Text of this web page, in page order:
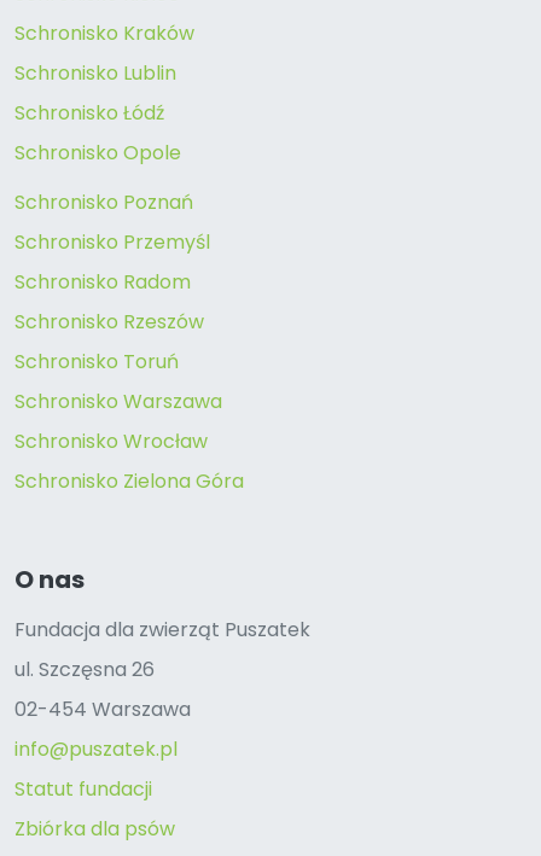
Schronisko Kraków
Schronisko Lublin
Schronisko Łódź
Schronisko Opole
Schronisko Poznań
Schronisko Przemyśl
Schronisko Radom
Schronisko Rzeszów
Schronisko Toruń
Schronisko Warszawa
Schronisko Wrocław
Schronisko Zielona Góra
O nas
Fundacja dla zwierząt Puszatek
ul. Szczęsna 26
02-454 Warszawa
info@puszatek.pl
Statut fundacji
Zbiórka dla psów